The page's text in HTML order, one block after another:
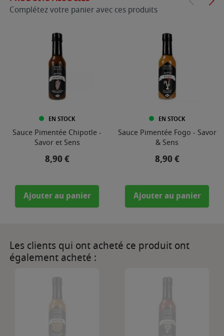
Complétez votre panier avec ces produits
EN STOCK
Sauce Pimentée Chipotle -
Savor et Sens
Prix
8,90 €
Ajouter au panier
EN STOCK
Sauce Pimentée Fogo - Savor
& Sens
Prix
8,90 €
Ajouter au panier
Les clients qui ont acheté ce produit ont
également acheté :